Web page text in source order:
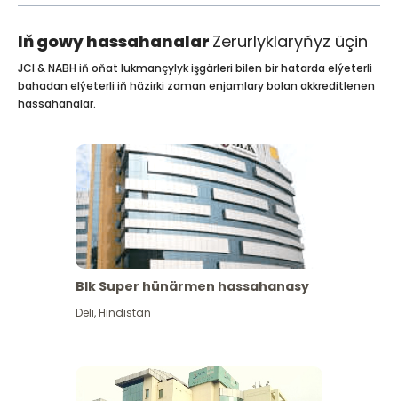
Iň gowy hassahanalar Zerurlyklaryňyz üçin
JCI & NABH iň oňat lukmançylyk işgärleri bilen bir hatarda elýeterli
bahadan elýeterli iň häzirki zaman enjamlary bolan akkreditlenen
hassahanalar.
Blk Super hünärmen hassahanasy
Deli,Hindistan